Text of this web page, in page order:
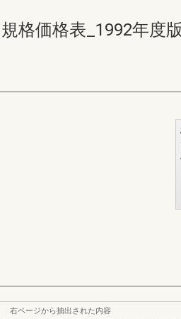
価格表_1992年度
右ページから抽出された内容